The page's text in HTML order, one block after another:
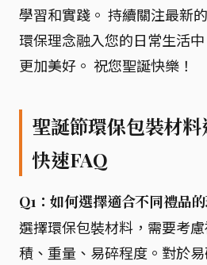
學習和實踐。 持續關注最新
環保理念融入您的日常生活
更加美好。 祝您聖誕快樂！
聖誕節環保包裝材
快速FAQ
Q1：如何選擇適合不同禮品
選擇環保包裝材料，需要考
積、重量、易碎程度。對於